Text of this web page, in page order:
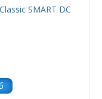
SMART DC